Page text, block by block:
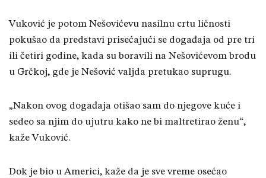
Vuković je potom Nešovićevu nasilnu crtu ličnosti
pokušao da predstavi prisećajući se događaja od pre tri
ili četiri godine, kada su boravili na Nešovićevom brodu
u Grčkoj, gde je Nešović valjda pretukao suprugu.
„Nakon ovog događaja otišao sam do njegove kuće i
sedeo sa njim do ujutru kako ne bi maltretirao ženu“,
kaže Vuković.
Dok je bio u Americi, kaže da je sve vreme osećao